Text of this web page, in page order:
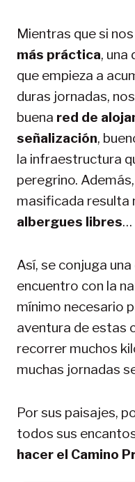
Mientras que si
más práctica, una
que empieza a
duras jornadas,
buena red de
señalización,
la infraestructura
peregrino.
masificada resulta
albergues libres…
Así, se conjuga
encuentro con la
mínimo necesario
aventura de estas
recorrer muchos
muchas jornadas
Por sus paisajes,
todos sus
hacer el Camino